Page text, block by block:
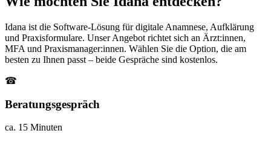
Idana ist die Software-Lösung für digitale Anamnese, Aufklärung
und Praxisformulare. Unser Angebot richtet sich an Ärzt:innen,
MFA und Praxismanager:innen. Wählen Sie die Option, die am
besten zu Ihnen passt – beide Gespräche sind kostenlos.
☎
Beratungsgespräch
ca. 15 Minuten